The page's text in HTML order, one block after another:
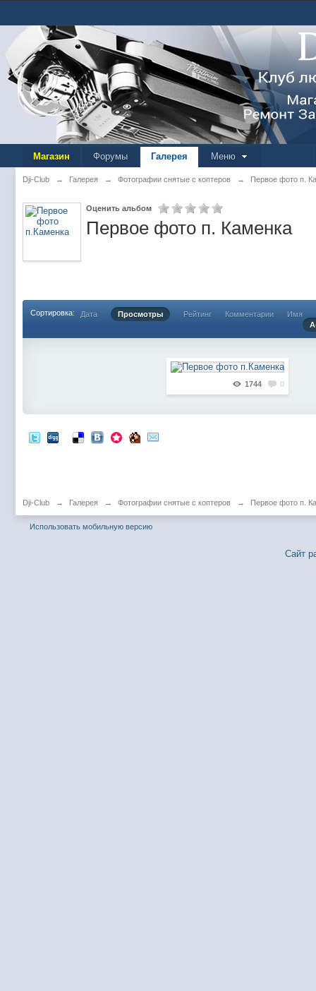
Магазин Форумы Галерея Меню
Dji-Club → Галерея → Фотографии снятые с коптеров → Первое фото п.
Оценить альбом
Первое фото п. Каменка
Сортировка: Дата Просмотры Рейтинг Комментарии
Имя
1744 0
Dji-Club → Галерея → Фотографии снятые с коптеров → Первое фото п.
Использовать мобильную версию
Сайт